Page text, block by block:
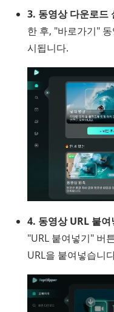
3. 동영상 다운로드
한 후, "바로가기"
시됩니다.
4. 동영상 URL 붙여
"URL 붙여넣기" 버
URL을 붙여넣습니